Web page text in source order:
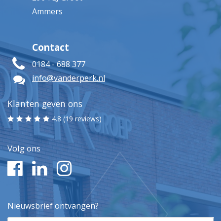
Ammers
Contact
0184 - 688 377
info@vanderperk.nl
Klanten geven ons
4.8 (19 reviews)
Volg ons
Nieuwsbrief ontvangen?